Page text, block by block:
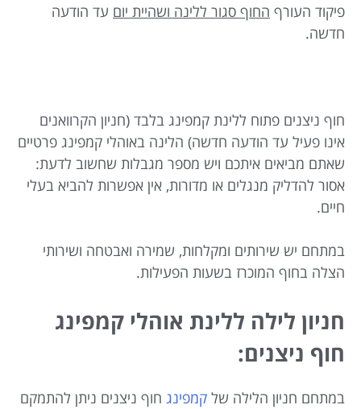
פיקוד העורף החוף סגור ללינה ושהיית יום עד הודעה
חדשה.
חוף ניצנים פתוח ללינת קמפינג בלבד (חניון הקרוואנים
אינו פעיל עד הודעה חדשה) הלינה באוהלי קמפינג פרטיים
שאתם מביאים איתכם ויש מספר מגבלות שחשוב לדעת:
אסור להדליק מנגלים או מדורות, אין אפשרות להביא בעלי
חיים.
במתחם יש שירותים ומקלחות, שמירה ואבטחה ושירותי
הצלה בחוף המוכרז בשעות הפעילות.
חניון לילה ללינת אוהלי קמפינג
חוף ניצנים:
במתחם חניון הלילה של קמפינג חוף ניצנים ניתן להתמקם